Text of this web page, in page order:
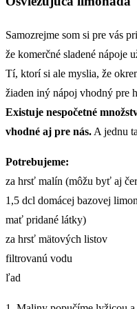
Samozrejme som si pre vás
že komerčné sladené nápoje
Tí, ktorí si ale myslia, že
žiaden iný nápoj vhodný pre
Existuje nespočetné
vhodné aj pre nás. A jednu
Potrebujeme:
za hrsť malín (môžu byť aj
1,5 dcl domácej bazovej
mať pridané látky)
za hrsť mätových listov
filtrovanú vodu
ľad